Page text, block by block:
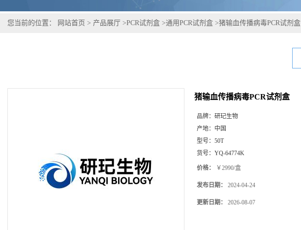
您当前的位置： 网站首页 > 产品展厅 >PCR试剂盒 >通用PCR试剂盒 >猪输血传播病毒PCR试剂盒
猪输血传播病毒PCR试剂盒
品牌： 研玘生物
产地： 中国
型号： 50T
货号： YQ-64774K
价格： ￥2990/盒
发布日期： 2024-04-24
更新日期： 2026-08-07